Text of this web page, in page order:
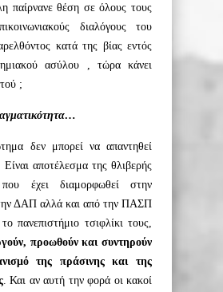
παίρνανε θέση σε όλους τους
διαλόγους του
κατά της βίας εντός
ασύλου , τώρα κάνει
;
δεν μπορεί να απαντηθεί
αποτέλεσμα της θλιβερής
έχει διαμορφωθεί στην
ΔΑΠ αλλά και από την ΠΑΣΠ
πανεπιστήμιο τσιφλίκι τους,
προωθούν και συντηρούν
της πράσινης και της
. Και αν αυτή την φορά οι κακοί